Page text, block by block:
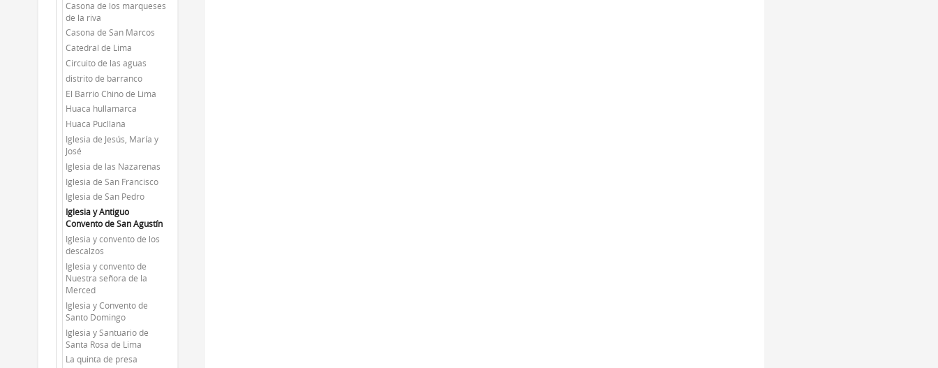
Casona de los marqueses
de la riva
Casona de San Marcos
Catedral de Lima
Circuito de las aguas
distrito de barranco
El Barrio Chino de Lima
Huaca hullamarca
Huaca Pucllana
Iglesia de Jesús, María y
José
Iglesia de las Nazarenas
Iglesia de San Francisco
Iglesia de San Pedro
Iglesia y Antiguo
Convento de San Agustín
Iglesia y convento de los
descalzos
Iglesia y convento de
Nuestra señora de la
Merced
Iglesia y Convento de
Santo Domingo
Iglesia y Santuario de
Santa Rosa de Lima
La quinta de presa